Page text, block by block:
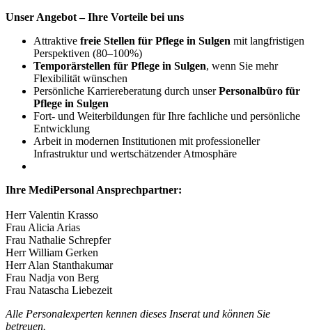
Unser Angebot – Ihre Vorteile bei uns
Attraktive freie Stellen für Pflege in Sulgen mit langfristigen
Perspektiven (80–100%)
Temporärstellen für Pflege in Sulgen, wenn Sie mehr
Flexibilität wünschen
Persönliche Karriereberatung durch unserPersonalbüro für
Pflege in Sulgen
Fort- und Weiterbildungen für Ihre fachliche und persönliche
Entwicklung
Arbeit in modernen Institutionen mit professioneller
Infrastruktur und wertschätzender Atmosphäre
Ihre MediPersonal Ansprechpartner:
Herr Valentin Krasso
Frau Alicia Arias
Frau Nathalie Schrepfer
Herr William Gerken
Herr Alan Stanthakumar
Frau Nadja von Berg
Frau Natascha Liebezeit
Alle Personalexperten kennen dieses Inserat und können Sie
betreuen.